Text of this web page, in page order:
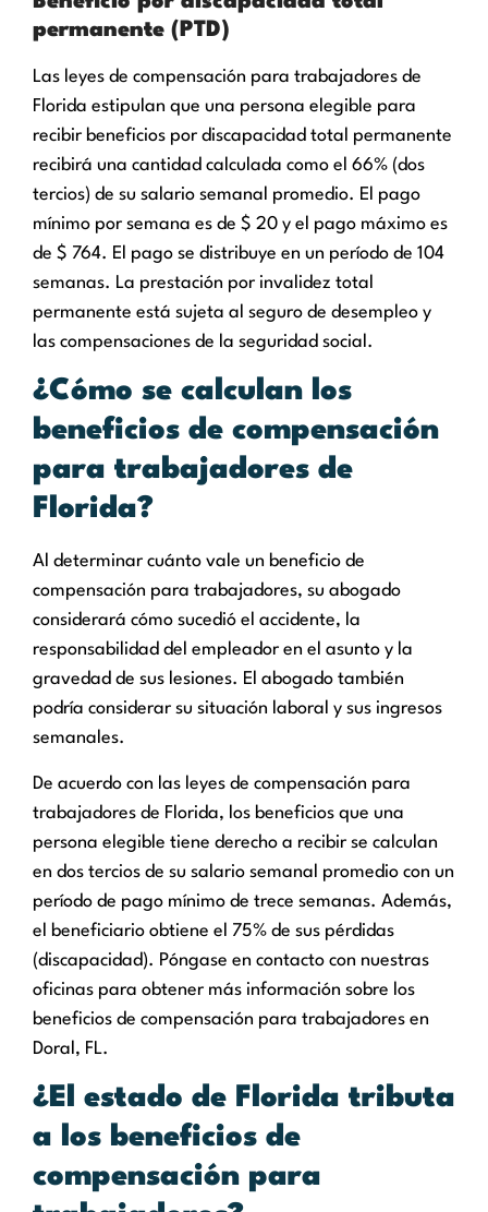
permanente (PTD)
Las leyes de compensación para trabajadores de
Florida estipulan que una persona elegible para
recibir beneficios por discapacidad total permanente
recibirá una cantidad calculada como el 66% (dos
tercios) de su salario semanal promedio. El pago
mínimo por semana es de $ 20 y el pago máximo es
de $ 764. El pago se distribuye en un período de 104
semanas. La prestación por invalidez total
permanente está sujeta al seguro de desempleo y
las compensaciones de la seguridad social.
¿Cómo se calculan los
beneficios de compensación
para trabajadores de
Florida?
Al determinar cuánto vale un beneficio de
compensación para trabajadores, su abogado
considerará cómo sucedió el accidente, la
responsabilidad del empleador en el asunto y la
gravedad de sus lesiones. El abogado también
podría considerar su situación laboral y sus ingresos
semanales.
De acuerdo con las leyes de compensación para
trabajadores de Florida, los beneficios que una
persona elegible tiene derecho a recibir se calculan
en dos tercios de su salario semanal promedio con un
período de pago mínimo de trece semanas. Además,
el beneficiario obtiene el 75% de sus pérdidas
(discapacidad). Póngase en contacto con nuestras
oficinas para obtener más información sobre los
beneficios de compensación para trabajadores en
Doral, FL.
¿El estado de Florida tributa
a los beneficios de
compensación para